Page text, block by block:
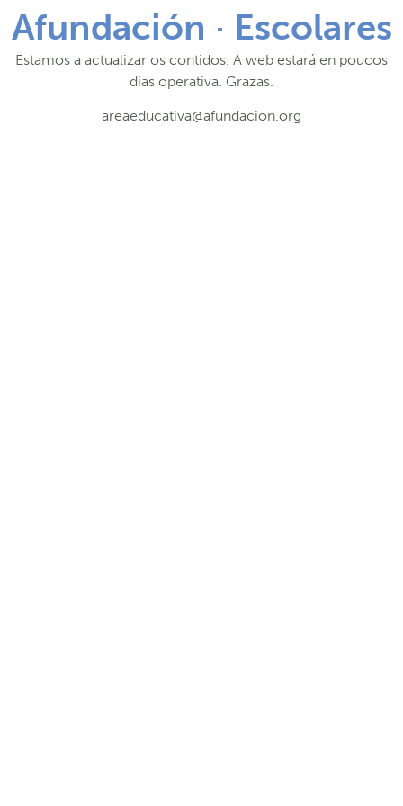
Afundación · Escolares
Estamos a actualizar os contidos. A web estará en poucos
días operativa. Grazas.
areaeducativa@afundacion.org